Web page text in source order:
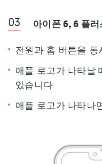
아이폰 6, 6 플러
전원과 홈 버튼을 동
애플 로고가 나타날
있습니다.
애플 로고가 나타나